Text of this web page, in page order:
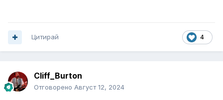
4
Цитирай
Cliff_Burton
Отговорено Август 12, 2024